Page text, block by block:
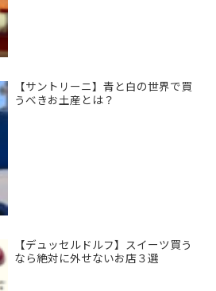
【サントリーニ】青と白の世界で買
うべきお土産とは？
【デュッセルドルフ】スイーツ買う
なら絶対に外せないお店３選